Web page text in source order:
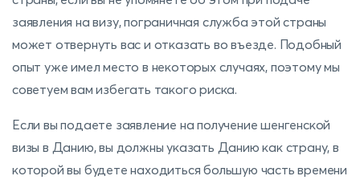
заявления на визу, пограничная служба этой страны
может отвернуть вас и отказать во въезде. Подобный
опыт уже имел место в некоторых случаях, поэтому мы
советуем вам избегать такого риска.
Если вы подаете заявление на получение шенгенской
визы в Данию, вы должны указать Данию как страну, в
которой вы будете находиться большую часть времени